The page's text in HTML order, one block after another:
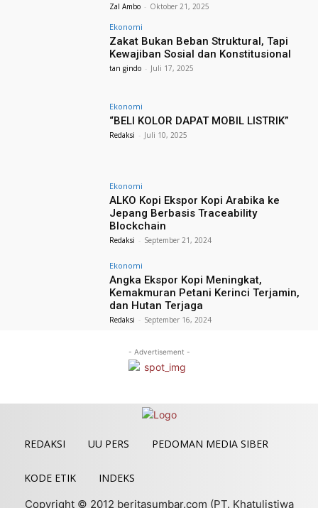
Zal Ambo - Oktober 21, 2025
Ekonomi
Zakat Bukan Beban Struktural, Tapi
Kewajiban Sosial dan Konstitusional
tan gindo - Juli 17, 2025
Ekonomi
“BELI KOLOR DAPAT MOBIL LISTRIK”
Redaksi - Juli 10, 2025
Ekonomi
ALKO Kopi Ekspor Kopi Arabika ke
Jepang Berbasis Traceability
Blockchain
Redaksi - September 21, 2024
Ekonomi
Angka Ekspor Kopi Meningkat,
Kemakmuran Petani Kerinci Terjamin,
dan Hutan Terjaga
Redaksi - September 16, 2024
- Advertisement -
REDAKSI UU PERS PEDOMAN MEDIA SIBER
KODE ETIK
INDEKS
Copyright © 2012 beritasumbar.com (PT. Khatulistiwa